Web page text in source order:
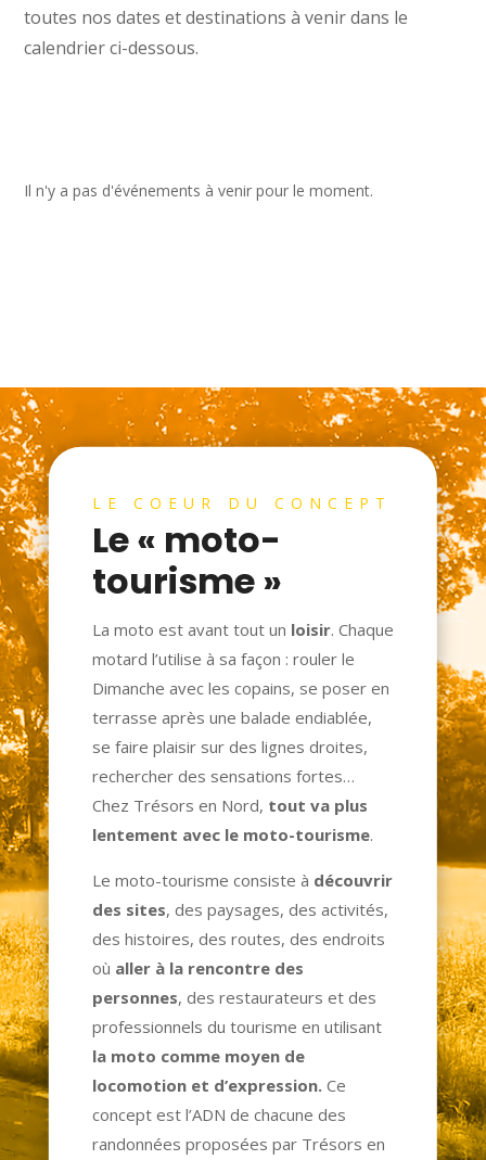
toutes nos dates et destinations à venir dans le
calendrier ci-dessous.
Il n'y a pas d'événements à venir pour le moment.
LE COEUR DU CONCEPT
Le « moto-
tourisme »
La moto est avant tout un loisir. Chaque
motard l’utilise à sa façon : rouler le
Dimanche avec les copains, se poser en
terrasse après une balade endiablée,
se faire plaisir sur des lignes droites,
rechercher des sensations fortes…
Chez Trésors en Nord, tout va plus
lentement avec le moto-tourisme.
Le moto-tourisme consiste à découvrir
des sites, des paysages, des activités,
des histoires, des routes, des endroits
où aller à la rencontre des
personnes, des restaurateurs et des
professionnels du tourisme en utilisant
la moto comme moyen de
locomotion et d’expression.Ce
concept est l’ADN de chacune des
randonnées proposées par Trésors en